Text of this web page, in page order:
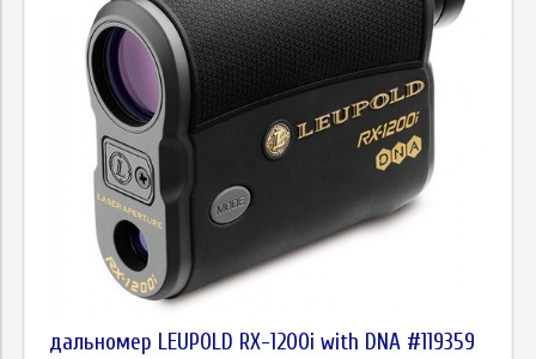
дальномер LEUPOLD RX-1200i with DNA #119359